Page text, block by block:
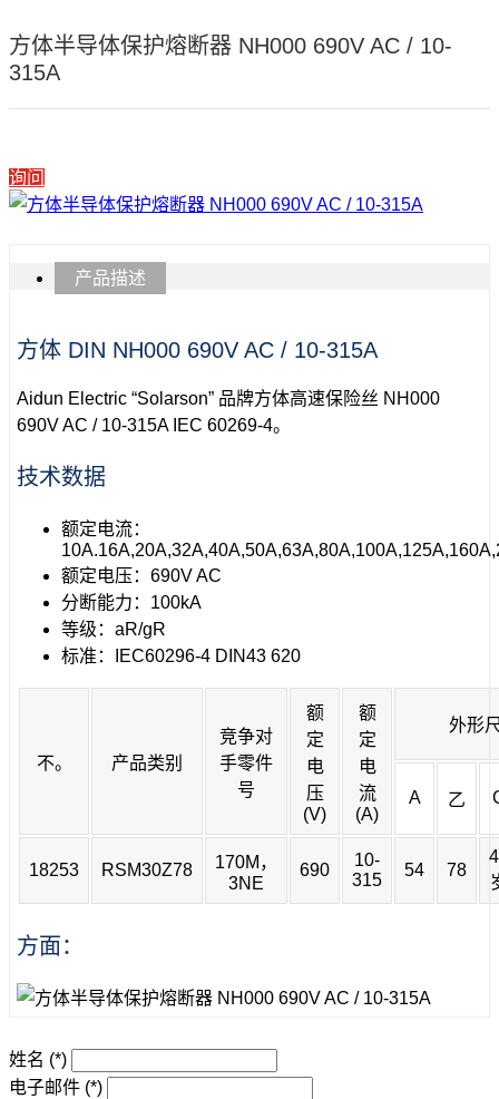
方体半导体保护熔断器 NH000 690V AC / 10-
315A
询问
产品描述
方体 DIN NH000 690V AC / 10-315A
Aidun Electric “Solarson” 品牌方体高速保险丝 NH000
690V AC / 10-315A IEC 60269-4。
技术数据
额定电流：
额定电压：690V AC
分断能力：100kA
等级：aR/gR
标准：IEC60296-4 DIN43 620
不。 产品类别
竞争对
手零件
号
额
定
电
压
(V)
额
定
电
流
(A)
外形
A 乙
18253 RSM30Z78
170M，
3NE
690
10-
315
54 78
方面：
姓名 (*)
电子邮件 (*)